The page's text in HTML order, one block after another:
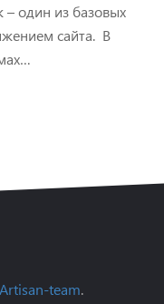
– один из базовых
сайта. В
Artisan-team.